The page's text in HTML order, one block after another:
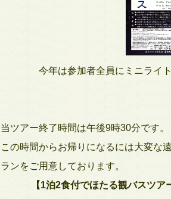
今年は参加者全員にミニライ
当ツアー終了時間は午後9時30分です。
この時間からお帰りになるには大変な
ランをご用意しております。
【1泊2食付でほたる観バスツア